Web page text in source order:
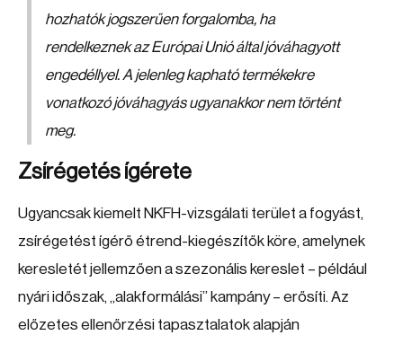
hozhatók jogszerűen forgalomba, ha
rendelkeznek az Európai Unió által jóváhagyott
engedéllyel. A jelenleg kapható termékekre
vonatkozó jóváhagyás ugyanakkor nem történt
meg.
Zsírégetés ígérete
Ugyancsak kiemelt NKFH-vizsgálati terület a fogyást,
zsírégetést ígérő étrend-kiegészítők köre, amelynek
keresletét jellemzően a szezonális kereslet – például
nyári időszak, „alakformálási” kampány – erősíti. Az
előzetes ellenőrzési tapasztalatok alapján